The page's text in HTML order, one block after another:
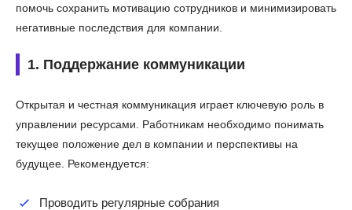
помочь сохранить мотивацию сотрудников и минимизировать
негативные последствия для компании.
1. Поддержание коммуникации
Открытая и честная коммуникация играет ключевую роль в
управлении ресурсами. Работникам необходимо понимать
текущее положение дел в компании и перспективы на
будущее. Рекомендуется:
Проводить регулярные собрания